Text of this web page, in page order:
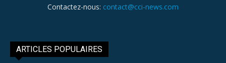
Contactez-nous: contact@cci-news.com
ARTICLES POPULAIRES